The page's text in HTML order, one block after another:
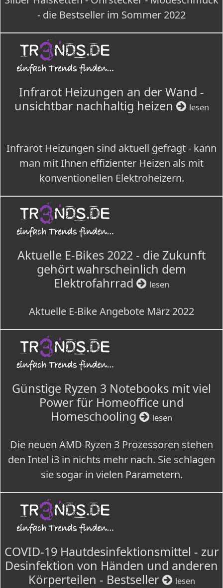
- die Bestseller im Sommer 2022
Infrarot Heizungen an der Wand -
unsichtbar nachhaltig heizen
lesen
Infrarot Heizungen sind aktuell gefragt - kann
man mit Ihnen effizienter Heizen als mit
konventionellen Elektroheizern.
Aktuelle E-Bikes 2022 - die Zukunft
gehört wahrscheinlich dem
Elektrofahrrad
lesen
Aktuelle E-Bike Angebote März 2022
Günstige Ryzen 3 Notebooks mit viel
Power für Homeoffice und
Homeschooling
lesen
Die neuen AMD Ryzen 3 Prozessoren stehen
den Intel i3 in nichts mehr nach. Sie schlagen
sie sogar in vielen Parametern.
COVID-19 Hautdesinfektionsmittel - zur
Desinfektion von Händen und anderen
Körperteilen - Bestseller
lesen